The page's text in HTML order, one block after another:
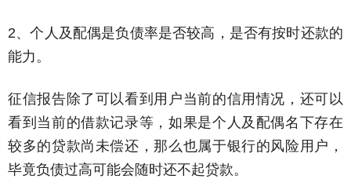
2、个人及配偶是负债率是否较高，是否有按时还款的
能力。
征信报告除了可以看到用户当前的信用情况，还可以
看到当前的借款记录等，如果是个人及配偶名下存在
较多的贷款尚未偿还，那么也属于银行的风险用户，
毕竟负债过高可能会随时还不起贷款。